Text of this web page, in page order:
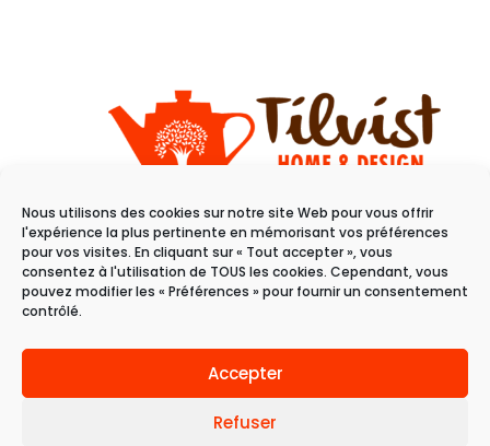
Nous utilisons des cookies sur notre site Web pour vous offrir
l'expérience la plus pertinente en mémorisant vos préférences
pour vos visites. En cliquant sur « Tout accepter », vous
consentez à l'utilisation de TOUS les cookies. Cependant, vous
pouvez modifier les « Préférences » pour fournir un consentement
contrôlé.
Accepter
Refuser
11 rue du raisin
68100 Mulhouse
Du mardi au samedi